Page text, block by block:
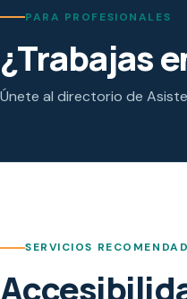
PARA PROFESIONALES
¿Trabajas
Únete al directorio de
SERVICIOS